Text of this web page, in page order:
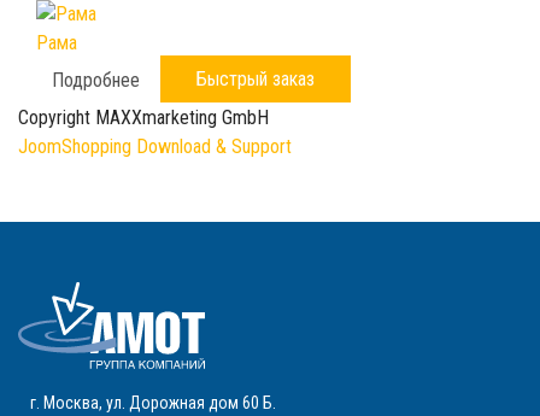
Рама
Подробнее
Быстрый заказ
Copyright MAXXmarketing GmbH
JoomShopping Download & Support
г. Москва, ул. Дорожная дом 60 Б